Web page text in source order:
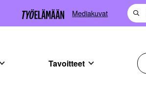
Mediakuvat
Tavoitteet